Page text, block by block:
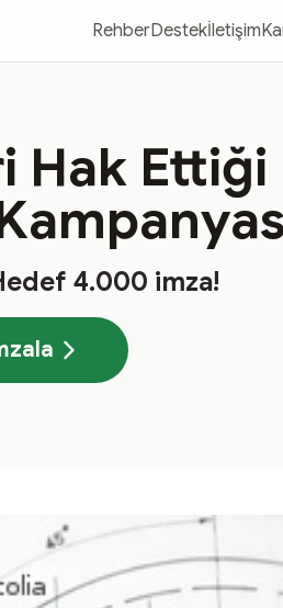
RehberDestekİletişim
Hak
4.000 imza!